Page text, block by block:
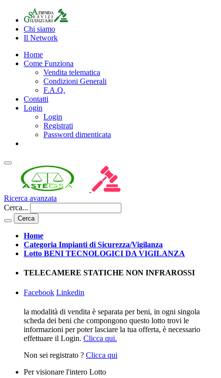
Chi siamo
Il Network
Home
Come Funziona
Vendita telematica
Condizioni Generali
F.A.Q.
Contatti
Login
Login
Registrati
Password dimenticata
Ricerca avanzata
Cerca...
Cerca
Home
Categoria Impianti di Sicurezza/Vigilanza
Lotto BENI TECNOLOGICI DA VIGILANZA
TELECAMERE STATICHE NON INFRAROSSI
Facebook Linkedin
la modalità di vendita è separata per beni, in ogni singola
scheda dei beni che compongono questo lotto trovi le
informazioni per poter lasciare la tua offerta, è necessario
effettuare il Login. Clicca qui.
Non sei registrato ? Clicca qui
Per visionare l'intero Lotto